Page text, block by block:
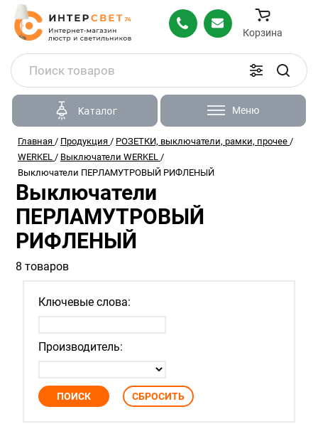
Корзина
Каталог Меню
Главная / Продукция / РОЗЕТКИ, выключатели, рамки, прочее /
WERKEL / Выключатели WERKEL /
Выключатели ПЕРЛАМУТРОВЫЙ РИФЛЕНЫЙ
Выключатели
ПЕРЛАМУТРОВЫЙ
РИФЛЕНЫЙ
8 товаров
Ключевые слова:
Производитель: